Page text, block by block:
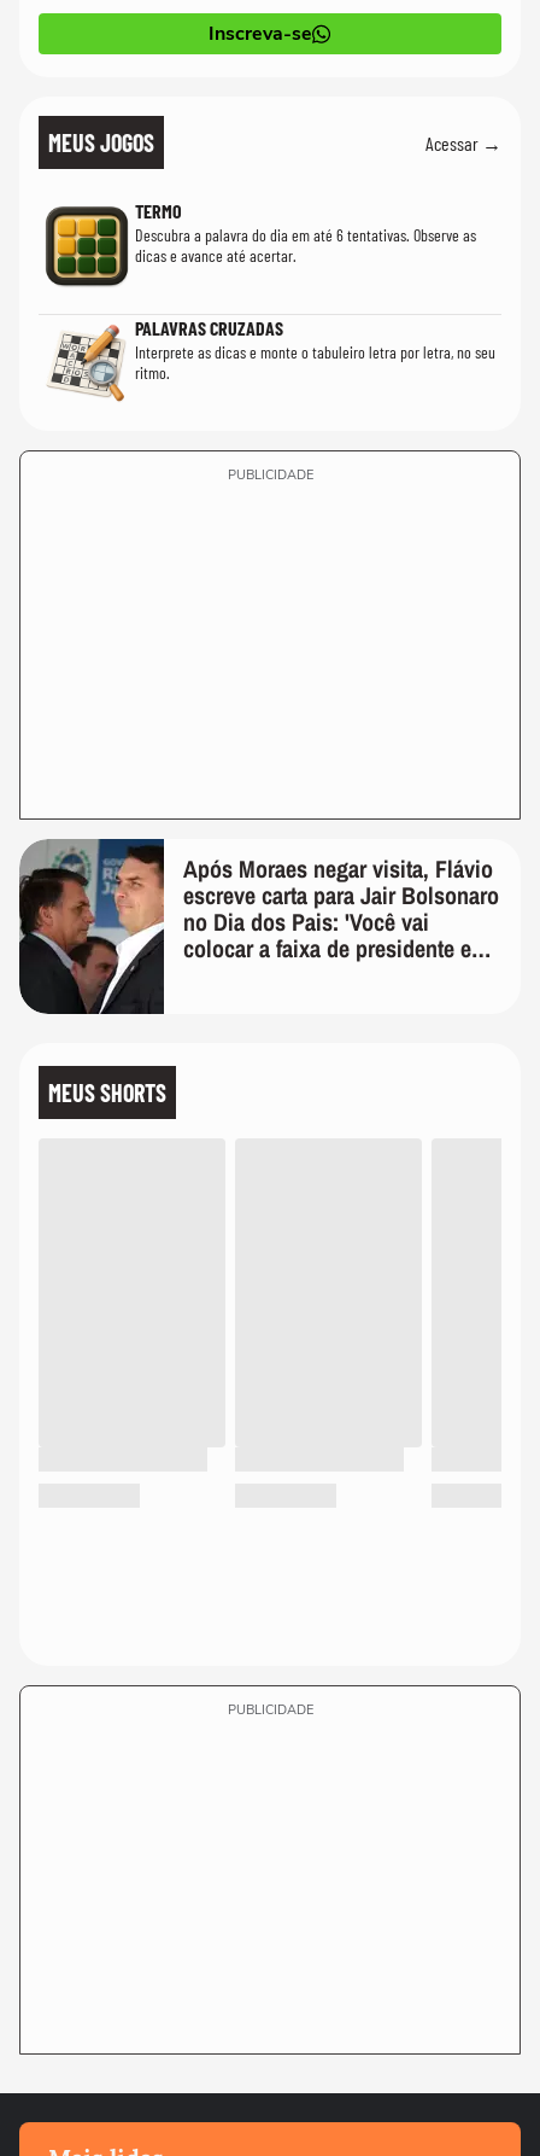
Inscreva-se
MEUS JOGOS Acessar →
TERMO
Descubra a palavra do dia em até 6 tentativas. Observe as
dicas e avance até acertar.
PALAVRAS CRUZADAS
Interprete as dicas e monte o tabuleiro letra por letra, no seu
ritmo.
PUBLICIDADE
Após Moraes negar visita, Flávio
escreve carta para Jair Bolsonaro
no Dia dos Pais: 'Você vai
colocar a faixa de presidente em
MEUS SHORTS
PUBLICIDADE